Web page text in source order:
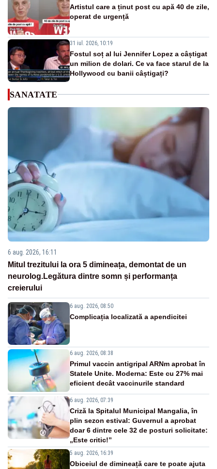
Artistul care a ținut post cu apă 40 de zile,
operat de urgență
31 iul. 2026, 10:19
Fostul soț al lui Jennifer Lopez a câștigat
un milion de dolari. Ce va face starul de la
Hollywood cu banii câștigați?
SANATATE
6 aug. 2026, 16:11
Mitul trezitului la ora 5 dimineața, demontat de un
neurolog.Legătura dintre somn și performanța
creierului
6 aug. 2026, 08:50
Complicația localizată a apendicitei
6 aug. 2026, 08:38
Primul vaccin antigripal ARNm aprobat în
Statele Unite. Moderna: Este cu 27% mai
eficient decât vaccinurile standard
6 aug. 2026, 07:39
Criză la Spitalul Municipal Mangalia, în
plin sezon estival: Guvernul a aprobat
doar 6 dintre cele 32 de posturi solicitate:
„Este critic!”
5 aug. 2026, 16:39
Obiceiul de dimineață care te poate ajuta